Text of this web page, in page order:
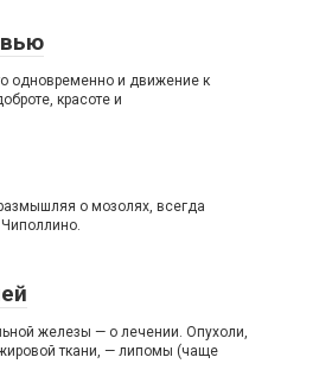
одновременно и движение к
красоте и
о мозолях, всегда
железы — о лечении. Опухоли,
ткани, — липомы (чаще